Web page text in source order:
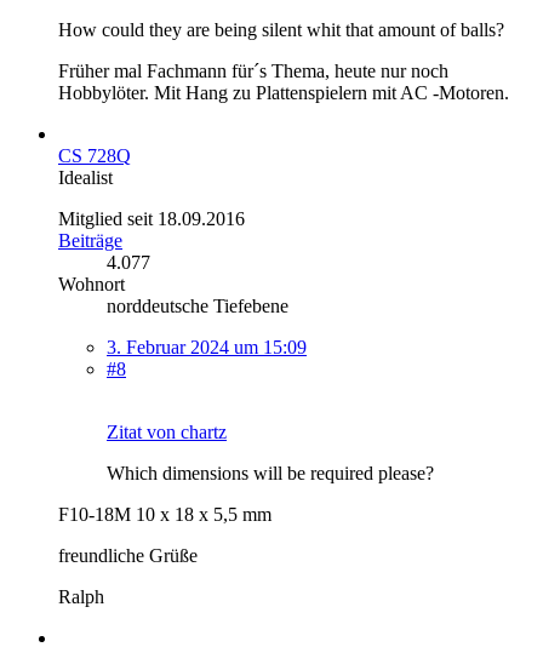
How could they are being silent whit that amount of balls?
Früher mal Fachmann für´s Thema, heute nur noch
Hobbylöter. Mit Hang zu Plattenspielern mit AC -Motoren.
CS 728Q
Idealist
Mitglied seit 18.09.2016
Beiträge
4.077
Wohnort
norddeutsche Tiefebene
3. Februar 2024 um 15:09
#8
Zitat von chartz
Which dimensions will be required please?
F10-18M 10 x 18 x 5,5 mm
freundliche Grüße
Ralph